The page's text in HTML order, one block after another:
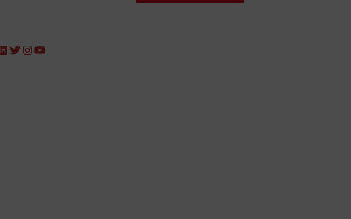
Twitter
Instagram
YouTube